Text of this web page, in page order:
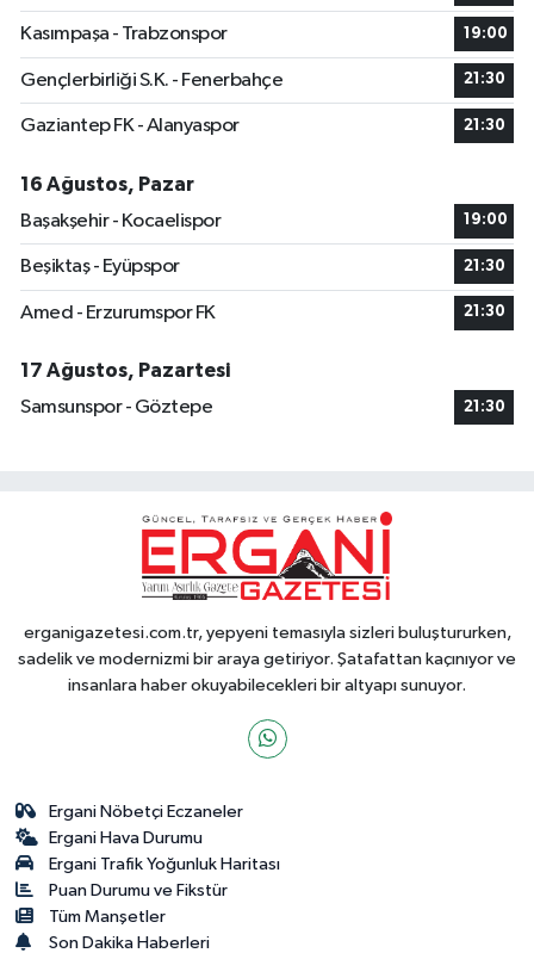
Kasımpaşa - Trabzonspor 19:00
Gençlerbirliği S.K. - Fenerbahçe 21:30
Gaziantep FK - Alanyaspor 21:30
16 Ağustos, Pazar
Başakşehir - Kocaelispor
19:00
Beşiktaş - Eyüpspor 21:30
Amed - Erzurumspor FK 21:30
17 Ağustos, Pazartesi
Samsunspor - Göztepe
21:30
erganigazetesi.com.tr, yepyeni temasıyla sizleri buluştururken,
sadelik ve modernizmi bir araya getiriyor. Şatafattan kaçınıyor ve
insanlara haber okuyabilecekleri bir altyapı sunuyor.
Ergani Nöbetçi Eczaneler
Ergani Hava Durumu
Ergani Trafik Yoğunluk Haritası
Puan Durumu ve Fikstür
Tüm Manşetler
Son Dakika Haberleri